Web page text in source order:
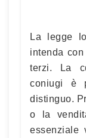
La legge
intenda
terzi. La
coniugi è
distinguo.
o la
essenziale